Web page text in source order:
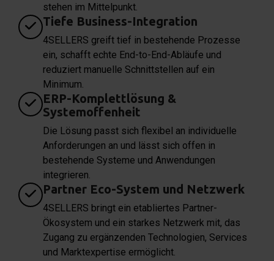
stehen im Mittelpunkt.
Tiefe Business-Integration
4SELLERS greift tief in bestehende Prozesse
ein, schafft echte End-to-End-Abläufe und
reduziert manuelle Schnittstellen auf ein
Minimum.
ERP-Komplettlösung &
Systemoffenheit
Die Lösung passt sich flexibel an individuelle
Anforderungen an und lässt sich offen in
bestehende Systeme und Anwendungen
integrieren.
Partner Eco-System und Netzwerk
4SELLERS bringt ein etabliertes Partner-
Ökosystem und ein starkes Netzwerk mit, das
Zugang zu ergänzenden Technologien, Services
und Marktexpertise ermöglicht.